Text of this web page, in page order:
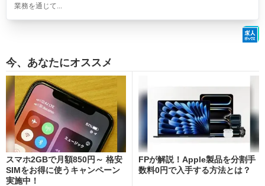
業務を通じて...
今、あなたにオススメ
スマホ2GBで月額850円～ 格安
SIMをお得に使うキャンペーン
実施中！
FPが解説！Apple製品を分割手
数料0円で入手する方法とは？